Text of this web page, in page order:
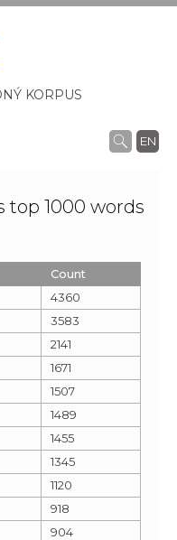
KORPUS
EN
top 1000 words
Count
4360
3583
2141
1671
1507
1489
1455
1345
1120
918
904